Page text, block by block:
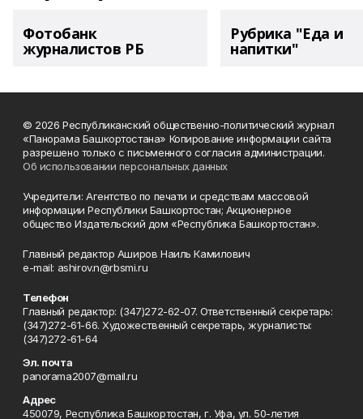
Фотобанк
журналистов РБ
Рубрика "Еда и
напитки"
© 2026 Республиканский общественно-политический журнал
«Панорама Башкортостана» Копирование информации сайта
разрешено только с письменного согласия администрации.
Об использовании персональных данных
Учредители: Агентство по печати и средствам массовой
информации Республики Башкортостан; Акционерное
общество Издательский дом «Республика Башкортостан».
Главный редактор Аширов Наиль Камилович
e-mail: ashirov.n@rbsmi.ru
Телефон
Главный редактор: (347)272-62-07. Ответственный секретарь:
(347)272-61-66. Художественный секретарь, журналисты:
(347)272-61-64
Эл. почта
panorama2007@mail.ru
Адрес
450079, Республика Башкортостан, г. Уфа, ул. 50-летия